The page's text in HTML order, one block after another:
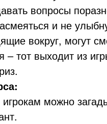
вопросы
и не
вокруг, могут
– тот выходит из
можно